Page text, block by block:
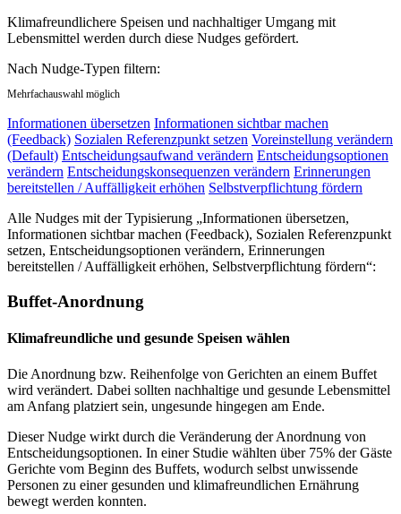
Klimafreundlichere Speisen und nachhaltiger Umgang mit
Lebensmittel werden durch diese Nudges gefördert.
Nach Nudge-Typen filtern:
Mehrfachauswahl möglich
Informationen übersetzen Informationen sichtbar machen
(Feedback) Sozialen Referenzpunkt setzen Voreinstellung verändern
(Default) Entscheidungsaufwand verändern Entscheidungsoptionen
verändern Entscheidungskonsequenzen verändern Erinnerungen
bereitstellen / Auffälligkeit erhöhen Selbstverpflichtung fördern
Alle Nudges mit der Typisierung „Informationen übersetzen,
Informationen sichtbar machen (Feedback), Sozialen Referenzpunkt
setzen, Entscheidungsoptionen verändern, Erinnerungen
bereitstellen / Auffälligkeit erhöhen, Selbstverpflichtung fördern“:
Buffet-Anordnung
Klimafreundliche und gesunde Speisen wählen
Die Anordnung bzw. Reihenfolge von Gerichten an einem Buffet
wird verändert. Dabei sollten nachhaltige und gesunde Lebensmittel
am Anfang platziert sein, ungesunde hingegen am Ende.
Dieser Nudge wirkt durch die Veränderung der Anordnung von
Entscheidungsoptionen. In einer Studie wählten über 75% der Gäste
Gerichte vom Beginn des Buffets, wodurch selbst unwissende
Personen zu einer gesunden und klimafreundlichen Ernährung
bewegt werden konnten.